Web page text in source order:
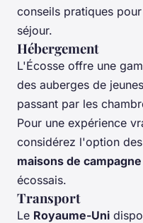
conseils pratiques
séjour.
Hébergement
L'Écosse offre une
des auberges de
passant par les
Pour une expérience
considérez l'option des
maisons de campagne
écossais.
Transport
Le Royaume-Uni